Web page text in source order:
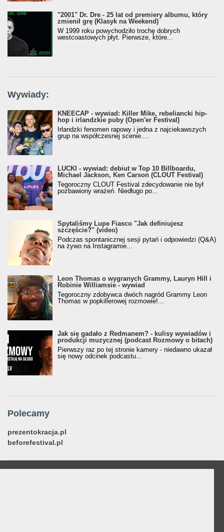
"2001" Dr. Dre - 25 lat od premiery albumu, który
zmienił grę (Klasyk na Weekend)
W 1999 roku powychodziło trochę dobrych
westcoastowych płyt. Pierwsze, które...
Wywiady:
KNEECAP - wywiad: Killer Mike, rebeliancki hip-
hop i irlandzkie puby (Open'er Festival)
Irlandzki fenomen rapowy i jedna z najciekawszych
grup na współczesnej scenie....
LUCKI - wywiad: debiut w Top 10 Billboardu,
Michael Jackson, Ken Carson (CLOUT Festival)
Tegoroczny CLOUT Festival zdecydowanie nie był
pozbawiony wrażeń. Niedługo po...
Spytaliśmy Lupe Fiasco "Jak definiujesz
szczęście?" (video)
Podczas spontanicznej sesji pytań i odpowiedzi (Q&A)
na żywo na Instagramie...
Leon Thomas o wygranych Grammy, Lauryn Hill i
Robinie Williamsie - wywiad
Tegoroczny zdobywca dwóch nagród Grammy Leon
Thomas w popkillerowej rozmowie!...
Jak się gadało z Redmanem? - kulisy wywiadów i
produkcji muzycznej (podcast Rozmowy o bitach)
Pierwszy raz po tej stronie kamery - niedawno ukazał
się nowy odcinek podcastu...
Polecamy
prezentokracja.pl
beforefestival.pl